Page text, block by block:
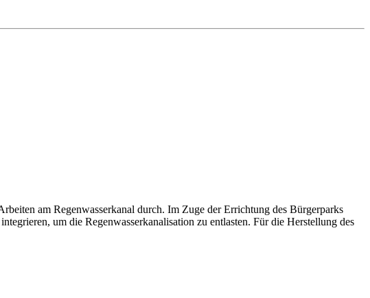
am Regenwasserkanal durch. Im Zuge der Errichtung des Bürgerparks
um die Regenwasserkanalisation zu entlasten. Für die Herstellung des